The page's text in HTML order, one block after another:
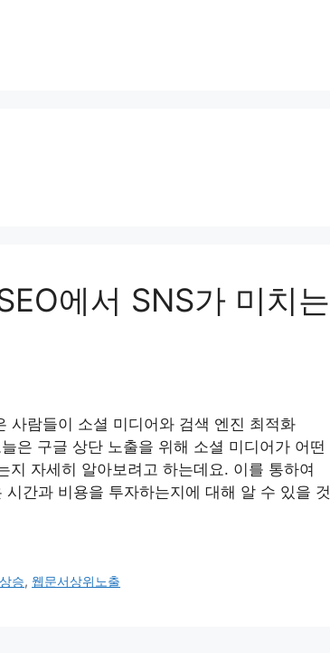
에서 SNS가 미치는
사람들이 소셜 미디어와 검색 엔진 최적화
은 구글 상단 노출을 위해 소셜 미디어가 어떤
자세히 알아보려고 하는데요. 이를 통하여
간과 비용을 투자하는지에 대해 알 수 있을 것
승, 웹문서상위노출